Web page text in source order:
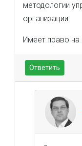
методологии
организации.
Имеет право
Ответить